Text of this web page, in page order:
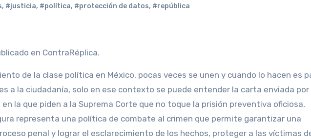
, #justicia, #política, #protección de datos, #república
en ContraRéplica.
de la clase política en México, pocas veces se unen y cuando lo hacen es
a la ciudadanía, solo en ese contexto se puede entender la carta enviada por
la que piden a la Suprema Corte que no toque la prisión preventiva oficiosa,
representa una política de combate al crimen que permite garantizar una
penal y lograr el esclarecimiento de los hechos, proteger a las víctimas